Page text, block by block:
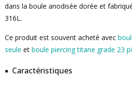
dans la boule anodisée dorée et
316L.
Ce produit est souvent acheté avec
seule et boule piercing titane grade 23
Caractéristiques